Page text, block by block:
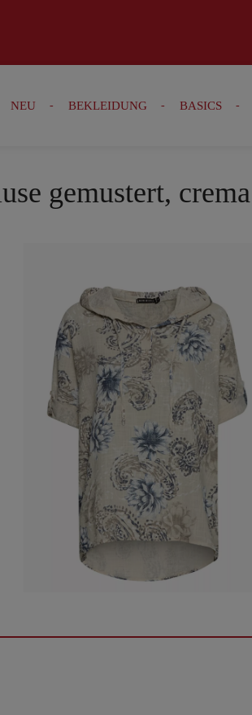
springen
NEU BEKLEIDUNG BASICS
gemustert, crema